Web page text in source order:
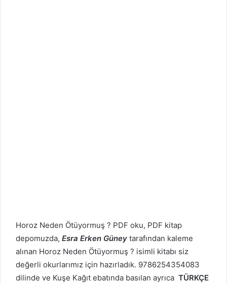
Horoz Neden Ötüyormuş ? PDF oku, PDF kitap
depomuzda, Esra Erken Güney tarafından kaleme
alınan Horoz Neden Ötüyormuş ? isimli kitabı siz
değerli okurlarımız için hazırladık. 9786254354083
dilinde ve Kuşe Kağıt ebatında basılan ayrıca TÜRKÇE